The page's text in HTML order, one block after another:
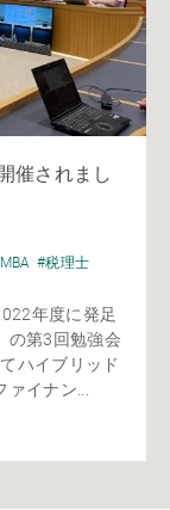
催されまし
#税理士
年度に発足
の第3回勉強会
ハイブリッド
ァイナン...